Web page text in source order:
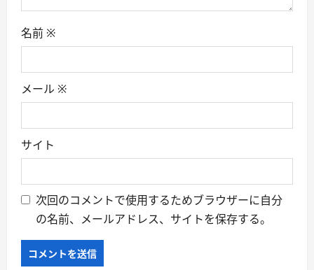
名前 ※
メール ※
サイト
次回のコメントで使用するためブラウザーに自分
の名前、メールアドレス、サイトを保存する。